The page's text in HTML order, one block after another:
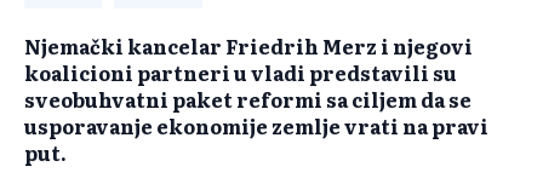
Njemački kancelar Friedrih Merz i njegovi
koalicioni partneri u vladi predstavili su
sveobuhvatni paket reformi sa ciljem da se
usporavanje ekonomije zemlje vrati na pravi
put.